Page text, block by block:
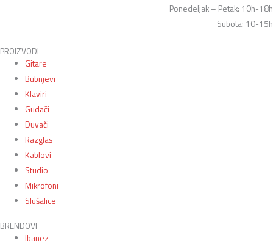
Ponedeljak – Petak: 10h-18h
Subota: 10-15h
PROIZVODI
Gitare
Bubnjevi
Klaviri
Gudači
Duvači
Razglas
Kablovi
Studio
Mikrofoni
Slušalice
BRENDOVI
Ibanez